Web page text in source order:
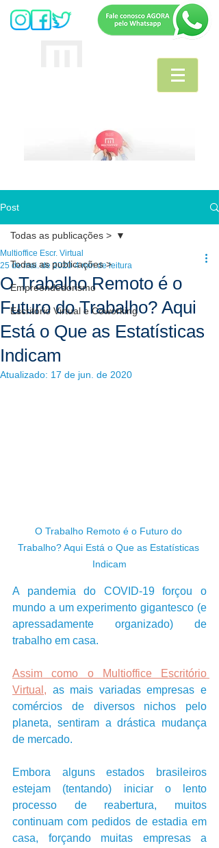
Post
Todas as publicações >
Empreendedorismo
Escritório Virtual e Coworking
Todas as publicações >
O Trabalho Remoto é o
Futuro do Trabalho? Aqui
Está o Que as Estatísticas
Indicam
Multioffice Escr. Virtual
25 de mai. de 2020 4 min de leitura
Atualizado: 17 de jun. de 2020
O Trabalho Remoto é o Futuro do
Trabalho? Aqui Está o Que as Estatísticas
Indicam
A pandemia do COVID-19 forçou o
mundo a um experimento gigantesco (e
apressadamente organizado) de
trabalho em casa.
Assim como o Multioffice Escritório
Virtual, as mais variadas empresas e
comércios de diversos nichos pelo
planeta, sentiram a drástica mudança
de mercado.
Embora alguns estados brasileiros
estejam (tentando) iniciar o lento
processo de reabertura, muitos
continuam com pedidos de estadia em
casa, forçando muitas empresas a